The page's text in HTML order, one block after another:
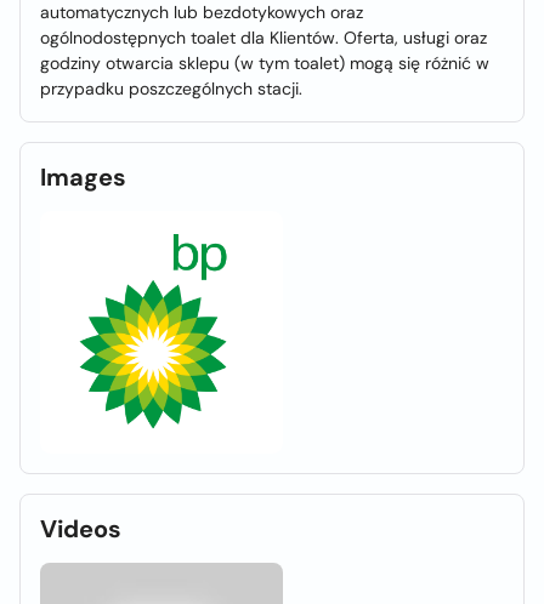
automatycznych lub bezdotykowych oraz
ogólnodostępnych toalet dla Klientów. Oferta, usługi oraz
godziny otwarcia sklepu (w tym toalet) mogą się różnić w
przypadku poszczególnych stacji.
Images
Videos